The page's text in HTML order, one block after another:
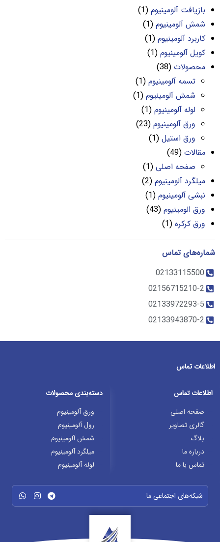
بازیافت آلومینیوم (1)
شمش آلومینیوم (1)
کاربرد آلومینیوم (1)
کویل آلومینیوم (1)
محصولات (38)
تسمه آلومینیوم (1)
شمش آلومینیوم (1)
لوله آلومینیوم (1)
ورق آلومینیوم (23)
ورق استیل (1)
مقالات (49)
صفحه اصلی (1)
میلگرد آلومینیوم (2)
نبشی آلومینیوم (1)
ورق الومینیوم (43)
ورق کرکره (1)
شماره‌های تماس
02133115500
02156715210-2
02133972293-5
02133943870-2
اطلاعات تماس
اطلاعات تماس
صفحه اصلی
گالری تصاویر
بلاگ
درباره ما
تماس با ما
دسته‌بندی محصولات
ورق آلومینیوم
رول آلومینیوم
شمش آلومینیوم
میلگرد آلومینیوم
لوله آلومینیوم
شبکه‌های اجتماعی ما